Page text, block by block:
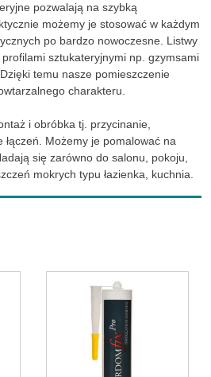
pozwalają na szybką
możemy je stosować w każdym
po bardzo nowoczesne. Listwy
sztukateryjnymi np. gzymsami
temu nasze pomieszczenie
charakteru.
i obróbka tj. przycinanie,
Możemy je pomalować na
się zarówno do salonu, pokoju,
mokrych typu łazienka, kuchnia.